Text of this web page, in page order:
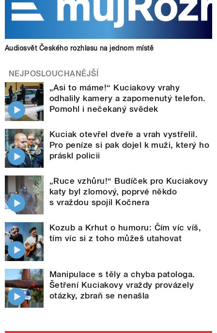
Audiosvět Českého rozhlasu na jednom místě
NEJPOSLOUCHANĚJŠÍ
„Asi to máme!“ Kuciakovy vrahy
odhalily kamery a zapomenutý telefon.
Pomohl i nečekaný svědek
Kuciak otevřel dveře a vrah vystřelil.
Pro peníze si pak dojel k muži, který ho
práskl policii
„Ruce vzhůru!“ Budíček pro Kuciakovy
katy byl zlomový, poprvé někdo
s vraždou spojil Kočnera
Kozub a Krhut o humoru: Čím víc víš,
tím víc si z toho můžeš utahovat
Manipulace s těly a chyba patologa.
Šetření Kuciakovy vraždy provázely
otázky, zbraň se nenašla